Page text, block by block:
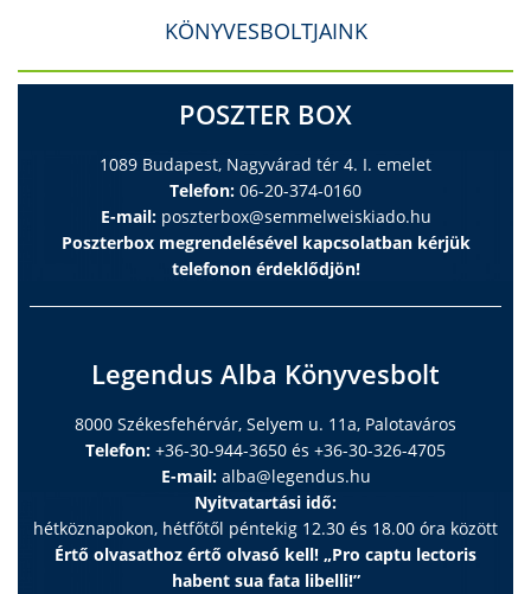
KÖNYVESBOLTJAINK
POSZTER BOX
1089 Budapest, Nagyvárad tér 4. I. emelet
Telefon: 06-20-374-0160
E-mail: poszterbox@semmelweiskiado.hu
Poszterbox megrendelésével kapcsolatban kérjük
telefonon érdeklődjön!
Legendus Alba Könyvesbolt
8000 Székesfehérvár, Selyem u. 11a, Palotaváros
Telefon: +36-30-944-3650 és +36-30-326-4705
E-mail: alba@legendus.hu
Nyitvatartási idő:
hétköznapokon, hétfőtől péntekig 12.30 és 18.00 óra között
Értő olvasathoz értő olvasó kell! „Pro captu lectoris
habent sua fata libelli!”